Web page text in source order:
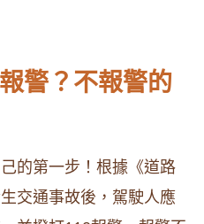
警？不報警的
的第一步！根據《道路
交通事故後，駕駛人應